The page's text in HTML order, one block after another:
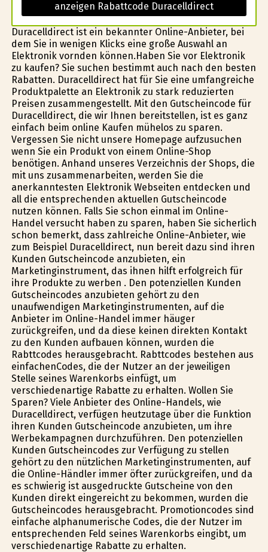
anzeigen Rabattcode Duracelldirect
Duracelldirect ist ein bekannter Online-Anbieter, bei
dem Sie in wenigen Klicks eine große Auswahl an
Elektronik vorfinden können.Haben Sie vor Elektronik
zu kaufen? Sie suchen bestimmt auch nach den besten
Rabatten. Duracelldirect hat für Sie eine umfangreiche
Produktpalette an Elektronik zu stark reduzierten
Preisen zusammengestellt. Mit den Gutscheincode für
Duracelldirect, die wir Ihnen bereitstellen, ist es ganz
einfach beim online Kaufen mühelos zu sparen.
Vergessen Sie nicht unsere Homepage aufzusuchen
wenn Sie ein Produkt von einem Online-Shop
benötigen. Anhand unseres Verzeichnis der Shops, die
mit uns zusammenarbeiten, werden Sie die
anerkanntesten Elektronik Webseiten entdecken und
all die entsprechenden aktuellen Gutscheincode
nutzen können. Falls Sie schon einmal im Online-
Handel versucht haben zu sparen, haben Sie sicherlich
schon bemerkt, dass zahlreiche Online-Anbieter, wie
zum Beispiel Duracelldirect, nun bereit dazu sind ihren
Kunden Gutscheincode anzubieten, ein
Marketinginstrument, das ihnen hilft erfolgreich für
ihre Produkte zu werben . Den potenziellen Kunden
Gutscheincodes anzubieten gehört zu den
unaufwendigen Marketinginstrumenten, auf die
Anbieter im Online-Handel immer häufiger
zurückgreifen, und da diese keinen direkten Kontakt
zu den Kunden aufbauen können, wurden die
Rabttcodes herausgebracht. Rabttcodes bestehen aus
einfachenCodes, die der Nutzer an der jeweiligen
Stelle seines Warenkorbs einfügt, um
verschiedenartige Rabatte zu erhalten. Wollen Sie
Sparen? Viele Anbieter des Online-Handels, wie
Duracelldirect, verfügen heutzutage über die Funktion
ihren Kunden Gutscheincode anzubieten, um ihre
Werbekampagnen durchzuführen. Den potenziellen
Kunden Gutscheincodes zur Verfügung zu stellen
gehört zu den nützlichen Marketinginstrumenten, auf
die Online-Händler immer öfter zurückgreifen, und da
es schwierig ist ausgedruckte Gutscheine von den
Kunden direkt eingereicht zu bekommen, wurden die
Gutscheincodes herausgebracht. Promotioncodes sind
einfache alphanumerische Codes, die der Nutzer im
entsprechenden Feld seines Warenkorbs eingibt, um
verschiedenartige Rabatte zu erhalten.